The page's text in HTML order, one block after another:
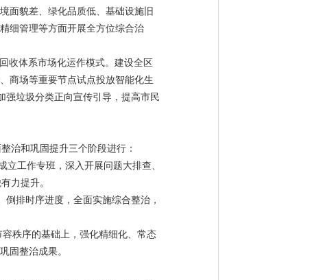
面貌差、绿化品质低、基础设施旧
细管理等方面开展全方位综合治
收体系市场化运作模式。建设全区
商场等重要节点试点投放智能化生
强垃圾分类正向宣传引导，提高市民
治和巩固提升三个阶段进行：
立工作专班，深入开展问题大排查、
力提升。
倒排时序进度，全面实施综合整治，
秩序的基础上，强化精细化、常态
固整治成果。